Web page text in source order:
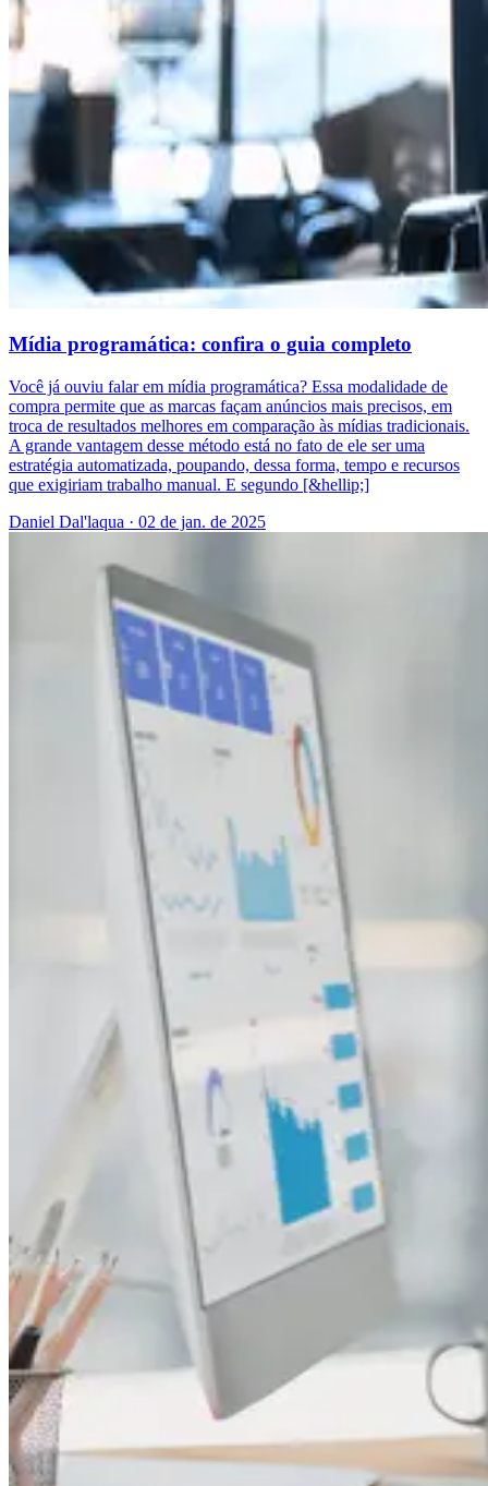
Mídia programática: confira o guia completo
Você já ouviu falar em mídia programática? Essa modalidade de
compra permite que as marcas façam anúncios mais precisos, em
troca de resultados melhores em comparação às mídias tradicionais.
A grande vantagem desse método está no fato de ele ser uma
estratégia automatizada, poupando, dessa forma, tempo e recursos
que exigiriam trabalho manual. E segundo [&hellip;]
Daniel Dal'laqua · 02 de jan. de 2025